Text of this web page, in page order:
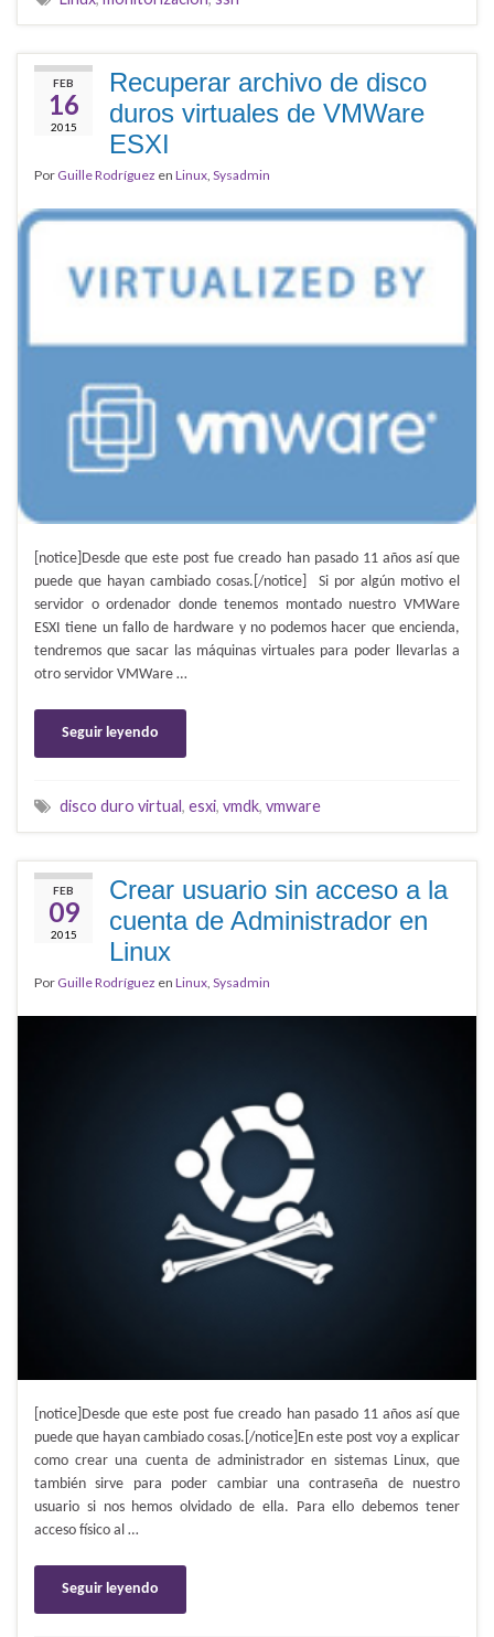
FEB
16
2015
Recuperar archivo de disco
duros virtuales de VMWare
ESXI
Por Guille Rodríguez en Linux, Sysadmin
[notice]Desde que este post fue creado han pasado 11 años así que
puede que hayan cambiado cosas.[/notice] Si por algún motivo el
servidor o ordenador donde tenemos montado nuestro VMWare
ESXI tiene un fallo de hardware y no podemos hacer que encienda,
tendremos que sacar las máquinas virtuales para poder llevarlas a
otro servidor VMWare …
Seguir leyendo
disco duro virtual, esxi, vmdk, vmware
FEB
09
2015
Crear usuario sin acceso a la
cuenta de Administrador en
Linux
Por Guille Rodríguez en Linux, Sysadmin
[notice]Desde que este post fue creado han pasado 11 años así que
puede que hayan cambiado cosas.[/notice]En este post voy a explicar
como crear una cuenta de administrador en sistemas Linux, que
también sirve para poder cambiar una contraseña de nuestro
usuario si nos hemos olvidado de ella. Para ello debemos tener
acceso físico al …
Seguir leyendo